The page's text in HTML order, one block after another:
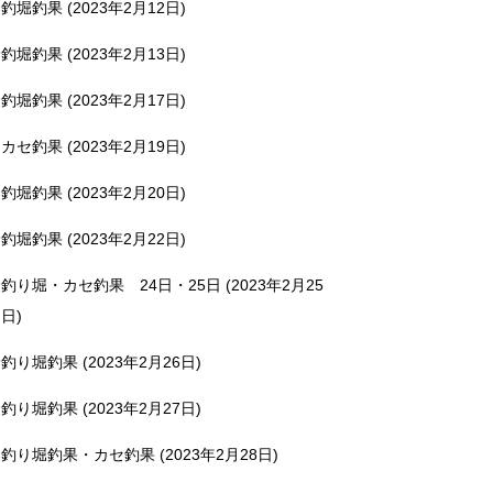
釣堀釣果 (2023年2月12日)
釣堀釣果 (2023年2月13日)
釣堀釣果 (2023年2月17日)
カセ釣果 (2023年2月19日)
釣堀釣果 (2023年2月20日)
釣堀釣果 (2023年2月22日)
釣り堀・カセ釣果 24日・25日 (2023年2月25
日)
釣り堀釣果 (2023年2月26日)
釣り堀釣果 (2023年2月27日)
釣り堀釣果・カセ釣果 (2023年2月28日)